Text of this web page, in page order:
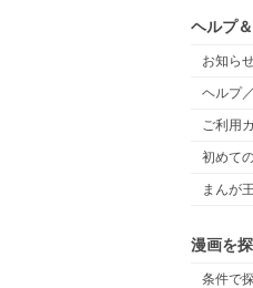
ヘルプ
お知ら
ヘルプ
ご利用
初めて
まんが
漫画を
条件で